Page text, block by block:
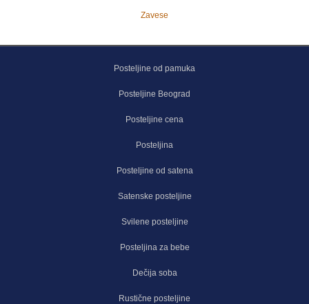
Zavese
Posteljine od pamuka
Posteljine Beograd
Posteljine cena
Posteljina
Posteljine od satena
Satenske posteljine
Svilene posteljine
Posteljina za bebe
Dečija soba
Rustične posteljine